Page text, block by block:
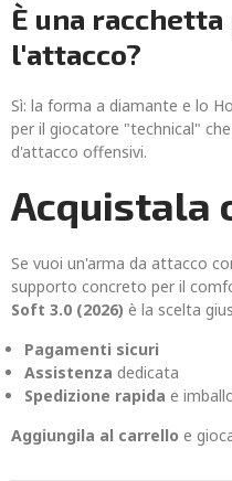
È una
l'attacco?
Sì: la forma a diamante e lo
per il giocatore "technical"
d'attacco offensivi.
Acquistala
Se vuoi un'arma da attacco
supporto concreto per il
Soft 3.0 (2026) è la scelta
Pagamenti sicuri
Assistenza dedicata
Spedizione rapida e
Aggiungila al carrello e